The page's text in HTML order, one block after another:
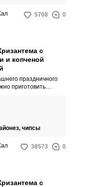
5708 0
с
и копченой
праздничного
приготовить
чипсами. Блюдо
и ярким
чипсы
38573 0
с